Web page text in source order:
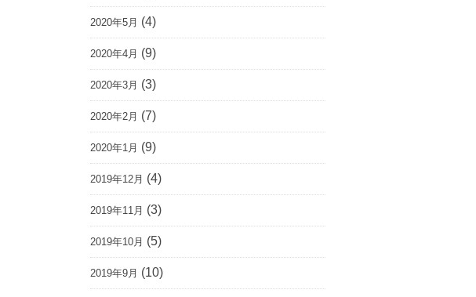
2020年5月 (4)
2020年4月 (9)
2020年3月 (3)
2020年2月 (7)
2020年1月 (9)
2019年12月 (4)
2019年11月 (3)
2019年10月 (5)
2019年9月 (10)